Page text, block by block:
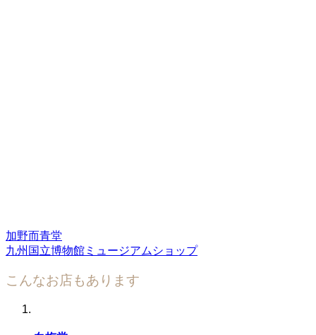
加野而青堂
九州国立博物館ミュージアムショップ
こんなお店もあります